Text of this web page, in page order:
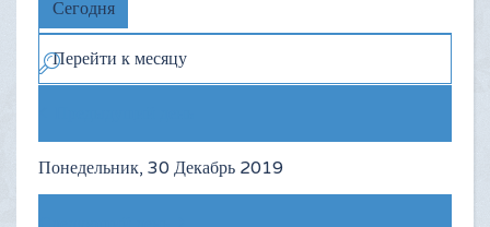
Сегодня
Перейти к месяцу
Понедельник, 30 Декабрь 2019